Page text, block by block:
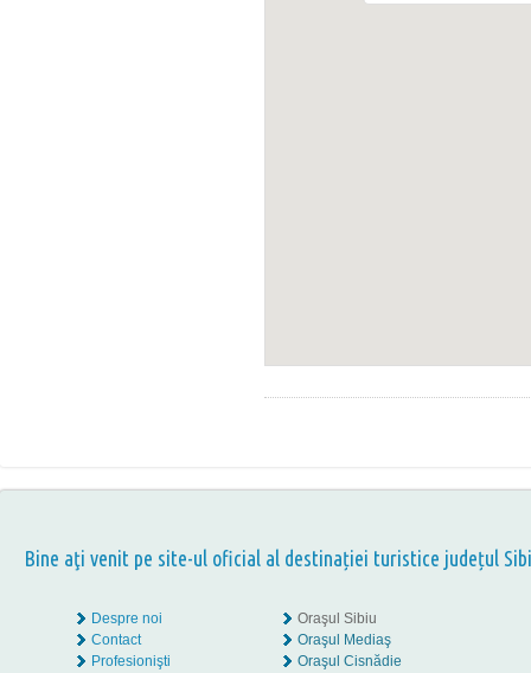
Bine aţi venit pe site-ul oficial al destinației turistice județul
Despre noi
Contact
Profesionişti
Oraşul Sibiu
Oraşul Mediaş
Oraşul Cisnădie